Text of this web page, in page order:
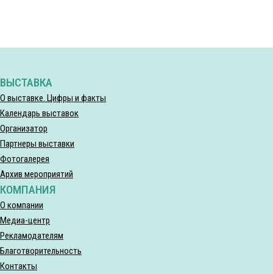
ВЫСТАВКА
О выставке. Цифры и факты
Календарь выставок
Организатор
Партнеры выставки
Фотогалерея
Архив мероприятий
КОМПАНИЯ
О компании
Медиа-центр
Рекламодателям
Благотворительность
Контакты